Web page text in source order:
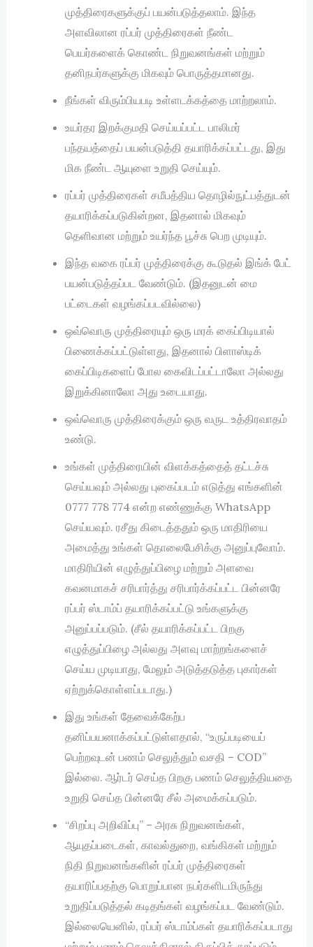
முத்திரைகளுக்குப் பயன்படுத்தலாம். இந்த
அளவிலான ரப்பர் முத்திரைகள் நீண்ட
பெயர்களைக் கொண்ட நிறுவனங்கள் மற்றும்
தனிநபர்களுக்கு மிகவும் பொருத்தமானது.
நீங்கள் விரும்பியபடி உள்ளடக்கத்தை மாற்றலாம்.
உயர்தர இறக்குமதி செய்யப்பட்ட பாலிமர்
பந்தயத்தைப் பயன்படுத்தி தயாரிக்கப்பட்டது, இது
மிக நீண்ட ஆயுளை உறுதி செய்யும்.
ரப்பர் முத்திரைகள் சமீபத்திய தொழில்நுட்பத்துடன்
தயாரிக்கப்படுகின்றன, இதனால் மிகவும்
தெளிவான மற்றும் உயர்ந்த பூச்சு பெற முடியும்.
இந்த வகை ரப்பர் முத்திரைக்கு கூடுதல் இங்க் பேட்
பயன்படுத்தப்பட வேண்டும். (இதனுடன் மை
பட்டைகள் வழங்கப்படவில்லை)
ஒவ்வொரு முத்திரையும் ஒரு மரக் கைப்பிடியால்
பிணைக்கப்பட்டுள்ளது, இதனால் பிளாஸ்டிக்
கைப்பிடிகளைப் போல கைவிடப்பட்டாலோ அல்லது
இறுக்கினாலோ அது உடையாது.
ஒவ்வொரு முத்திரைக்கும் ஒரு வருட உத்திரவாதம்
உண்டு.
உங்கள் முத்திரையின் விளக்கத்தைத் தட்டச்சு
செய்யவும் அல்லது புகைப்படம் எடுத்து எங்களின்
0777 778 774 என்ற எண்ணுக்கு WhatsApp
செய்யவும். ரசீது கிடைத்ததும் ஒரு மாதிரியை
அமைத்து உங்கள் தொலைபேசிக்கு அனுப்புவோம்.
மாதிரியின் எழுத்துப்பிழை மற்றும் அளவை
கவனமாகச் சரிபார்த்து சரிபார்க்கப்பட்ட பின்னரே
ரப்பர் ஸ்டாம்ப் தயாரிக்கப்பட்டு உங்களுக்கு
அனுப்பப்படும். (சீல் தயாரிக்கப்பட்ட பிறகு
எழுத்துப்பிழை அல்லது அளவு மாற்றங்களைச்
செய்ய முடியாது, மேலும் அடுத்தடுத்த புகார்கள்
ஏற்றுக்கொள்ளப்படாது.)
இது உங்கள் தேவைக்கேற்ப
தனிப்பயனாக்கப்பட்டுள்ளதால், “உருப்படியைப்
பெற்றவுடன் பணம் செலுத்தும் வசதி – COD”
இல்லை. ஆர்டர் செய்த பிறகு பணம் செலுத்தியதை
உறுதி செய்த பின்னரே சீல் அமைக்கப்படும்.
“சிறப்பு அறிவிப்பு” – அரசு நிறுவனங்கள்,
ஆயுதப்படைகள், காவல்துறை, வங்கிகள் மற்றும்
நிதி நிறுவனங்களின் ரப்பர் முத்திரைகள்
தயாரிப்பதற்கு பொறுப்பான நபர்களிடமிருந்து
உறுதிப்படுத்தல் கடிதங்கள் வழங்கப்பட வேண்டும்.
இல்லையெனில், ரப்பர் ஸ்டாம்ப்கள் தயாரிக்கப்படாது